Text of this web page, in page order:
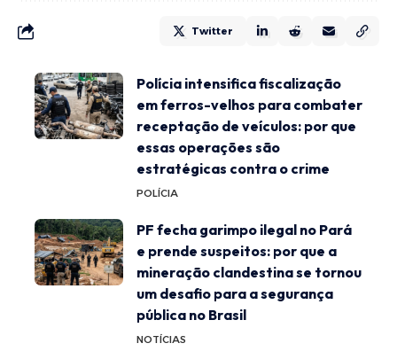
Twitter
Polícia intensifica fiscalização
em ferros-velhos para combater
receptação de veículos: por que
essas operações são
estratégicas contra o crime
POLÍCIA
PF fecha garimpo ilegal no Pará
e prende suspeitos: por que a
mineração clandestina se tornou
um desafio para a segurança
pública no Brasil
NOTÍCIAS